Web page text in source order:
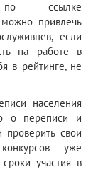
ссылке
привлечь
если
на работе в
в рейтинге, не
населения
о переписи и
проверить свои
уже
участия в